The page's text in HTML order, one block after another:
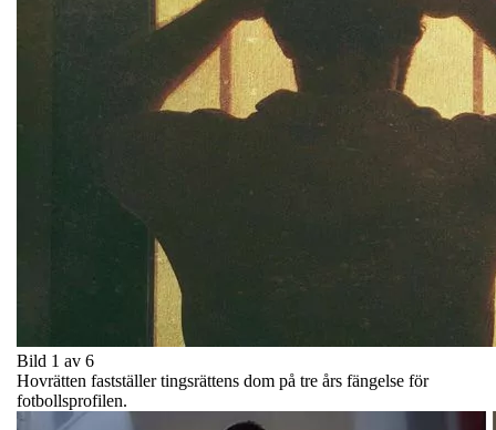
Bild 1 av 6
Hovrätten fastställer tingsrättens dom på tre års fängelse för
fotbollsprofilen.